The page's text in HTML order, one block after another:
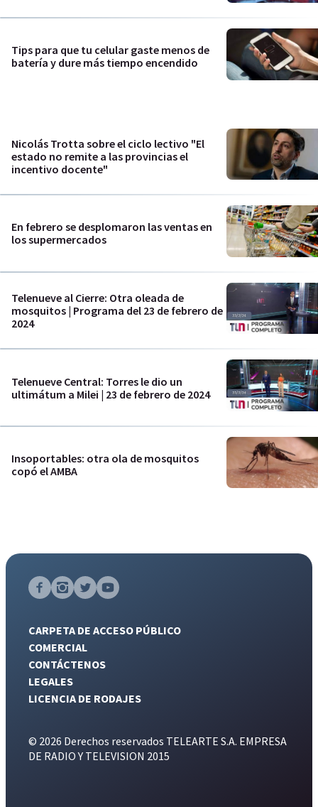
Tips para que tu celular gaste menos de
batería y dure más tiempo encendido
Nicolás Trotta sobre el ciclo lectivo "El
estado no remite a las provincias el
incentivo docente"
En febrero se desplomaron las ventas en
los supermercados
Telenueve al Cierre: Otra oleada de
mosquitos | Programa del 23 de febrero de
2024
Telenueve Central: Torres le dio un
ultimátum a Milei | 23 de febrero de 2024
Insoportables: otra ola de mosquitos
copó el AMBA
CARPETA DE ACCESO PÚBLICO
COMERCIAL
CONTÁCTENOS
LEGALES
LICENCIA DE RODAJES
© 2026 Derechos reservados TELEARTE S.A. EMPRESA
DE RADIO Y TELEVISION 2015